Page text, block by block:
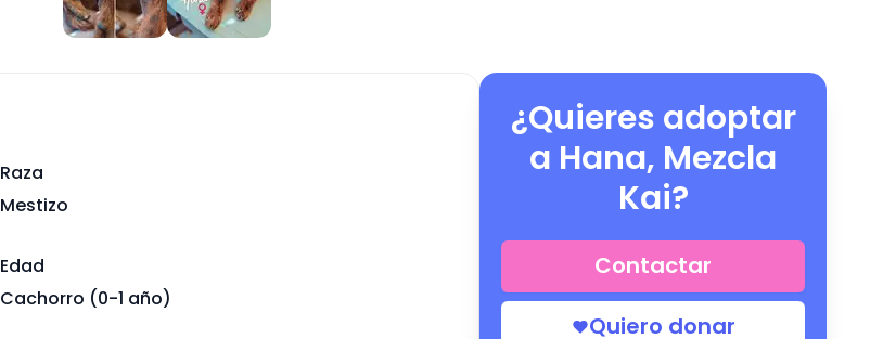
Raza
Mestizo
Edad
Cachorro (0-1 año)
¿Quieres adoptar
a Hana, Mezcla
Kai?
Contactar
Quiero donar